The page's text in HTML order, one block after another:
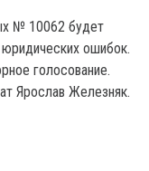
№ 10062 будет
ошибок.
голосование.
Ярослав Железняк.